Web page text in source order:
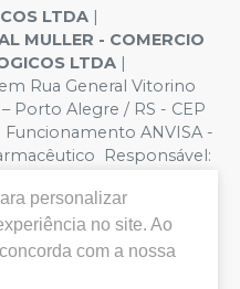
LTDA |
MULLER - COMERCIO
LTDA |
Rua General Vitorino
Porto Alegre / RS - CEP
ANVISA -
Responsável:
ilustrativas - Os preços e
sujeitos a alterações. Em
no site, o valor válido é o
vendemos por atacado,
personalizar
no site. Ao
com a nossa